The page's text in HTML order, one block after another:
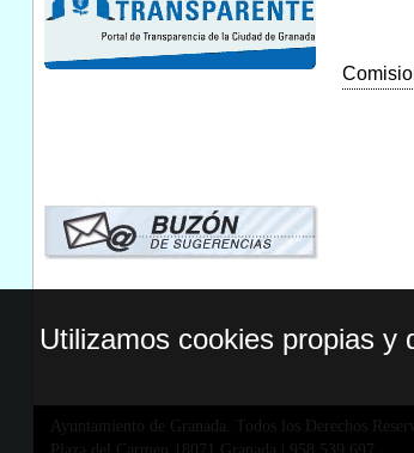
Ayuntamiento de Granada. Todos los Derechos
Utilizamos cookies propias y